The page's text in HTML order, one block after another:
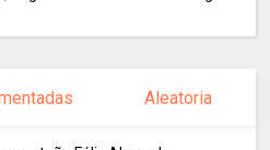
Aleatoria